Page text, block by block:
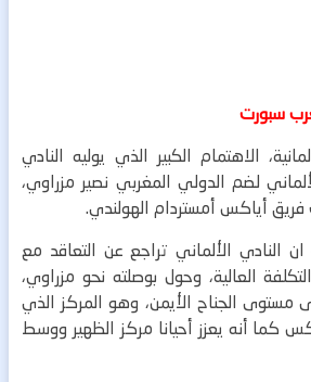
سبورت
الاهتمام الكبير الذي يوليه النادي
لضم الدولي المغربي نصير مزراوي،
أياكس أمستردام الهولندي.
النادي الألماني تراجع عن التعاقد مع
العالية، وحول بوصلته نحو مزراوي،
الجناح الأيمن، وهو المركز الذي
كما أنه يعزز أحيانا مركز الظهير ووسط